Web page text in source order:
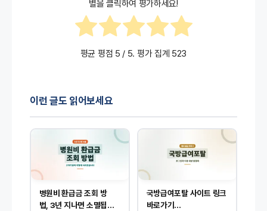
별을 클릭하여 평가하세요!
평균 평점 5 / 5. 평가 집계 523
이런 글도 읽어보세요
병원비 환급금 조회 방
법, 3년 지나면 소멸됩니
국방급여포탈 사이트 링크
바로가기